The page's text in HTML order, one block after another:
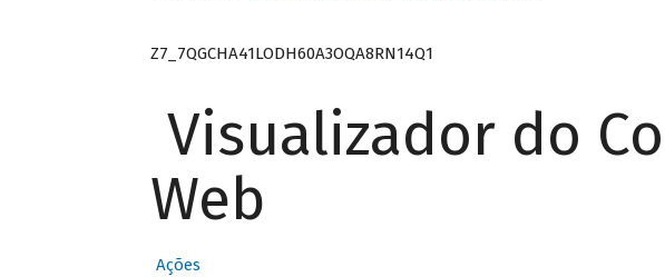
Z7_7QGCHA41LODH60A3OQA8RN14Q1
Visualizador do
Web
Ações